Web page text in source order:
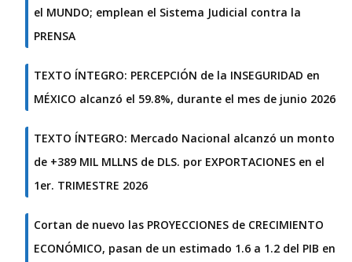
el MUNDO; emplean el Sistema Judicial contra la
PRENSA
TEXTO ÍNTEGRO: PERCEPCIÓN de la INSEGURIDAD en
MÉXICO alcanzó el 59.8%, durante el mes de junio 2026
TEXTO ÍNTEGRO: Mercado Nacional alcanzó un monto
de +389 MIL MLLNS de DLS. por EXPORTACIONES en el
1er. TRIMESTRE 2026
Cortan de nuevo las PROYECCIONES de CRECIMIENTO
ECONÓMICO, pasan de un estimado 1.6 a 1.2 del PIB en